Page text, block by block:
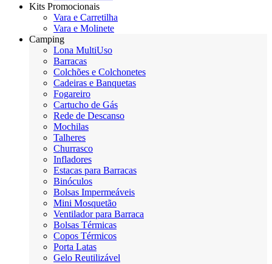
Kits Promocionais
Vara e Carretilha
Vara e Molinete
Camping
Lona MultiUso
Barracas
Colchões e Colchonetes
Cadeiras e Banquetas
Fogareiro
Cartucho de Gás
Rede de Descanso
Mochilas
Talheres
Churrasco
Infladores
Estacas para Barracas
Binóculos
Bolsas Impermeáveis
Mini Mosquetão
Ventilador para Barraca
Bolsas Térmicas
Copos Térmicos
Porta Latas
Gelo Reutilizável